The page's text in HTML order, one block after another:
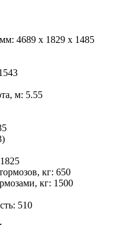
4689 x 1829 x 1485
м: 5.55
кг: 650
кг: 1500
510